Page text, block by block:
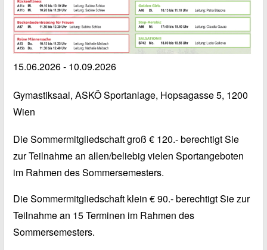
15.06.2026- 10.09.2026
Gymastiksaal, ASKÖ Sportanlage, Hopsagasse 5, 1200
Wien
Die Sommermitgliedschaft groß € 120.- berechtigt Sie
zur Teilnahme an allen/beliebig vielen Sportangeboten
im Rahmen des Sommersemesters.
Die Sommermitgliedschaft klein € 90.- berechtigt Sie zur
Teilnahme an 15 Terminen im Rahmen des
Sommersemesters.